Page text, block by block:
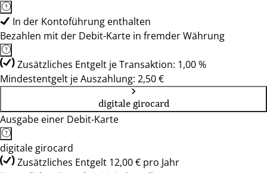
In der Kontoführung enthalten
Bezahlen mit der Debit-Karte in fremder Währung
Zusätzliches Entgelt je Transaktion: 1,00 %
Mindestentgelt je Auszahlung: 2,50 €
digitale girocard
Ausgabe einer Debit-Karte
digitale girocard
Zusätzliches Entgelt 12,00 € pro Jahr